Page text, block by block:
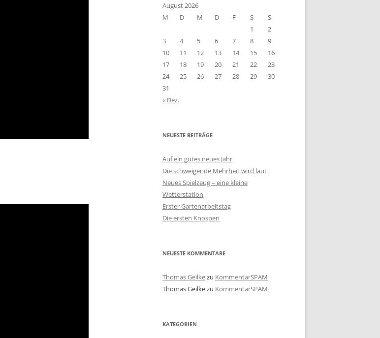
August 2026
M
D M D F S
S
1
2
3
4 5 6 7 8
9
10
11 12 13 14 15
16
17
18 19 20 21 22
23
24
25 26 27 28 29
30
31
« Dez.
NEUESTE BEITRÄGE
Auf ein gutes neues Jahr
Die schweigende Mehrheit wird laut
Neues Spielzeug – eine kleine
Wetterstation
Erster Gartenarbeitstag
Die ersten Knospen
NEUESTE KOMMENTARE
Thomas Geilkezu KommentarSPAM
Thomas Geilkezu KommentarSPAM
KATEGORIEN